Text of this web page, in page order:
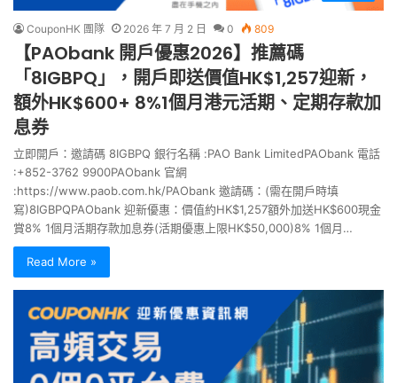
CouponHK 團隊 2026 年 7 月 2 日 0 809
【PAObank 開戶優惠2026】推薦碼
「8IGBPQ」，開戶即送價值HK$1,257迎新，
額外HK$600+ 8%1個月港元活期、定期存款加
息券
立即開戶：邀請碼 8IGBPQ 銀行名稱 :PAO Bank LimitedPAObank 電話
:+852-3762 9900PAObank 官網
:https://www.paob.com.hk/PAObank 邀請碼：(需在開戶時填
寫)8IGBPQPAObank 迎新優惠：價值約HK$1,257額外加送HK$600現金
賞8% 1個月活期存款加息券(活期優惠上限HK$50,000)8% 1個月…
Read More »